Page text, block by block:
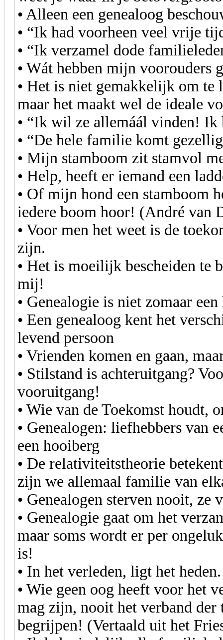
• Alleen een genealoog
• “Ik had voorheen veel vrije
• “Ik verzamel dode
• Wát hebben mijn voorouders
• Het is niet gemakkelijk om te
maar het maakt wel de ideale
• “Ik wil ze allemáál vinden! Ik
• “De hele familie komt
• Mijn stamboom zit stamvol
• Help, heeft er iemand een
• Of mijn hond een stamboom
iedere boom hoor! (André van
• Voor men het weet is de
zijn.
• Het is moeilijk bescheiden te
mij!
• Genealogie is niet zomaar
• Een genealoog kent het
levend persoon
• Vrienden komen en gaan,
• Stilstand is achteruitgang?
vooruitgang!
• Wie van de Toekomst houdt,
• Genealogen: liefhebbers van
een hooiberg
• De relativiteitstheorie
zijn we allemaal familie van
• Genealogen sterven nooit, ze
• Genealogie gaat om het
maar soms wordt er per
is!
• In het verleden, ligt het
• Wie geen oog heeft voor het
mag zijn, nooit het verband
begrijpen! (Vertaald uit het